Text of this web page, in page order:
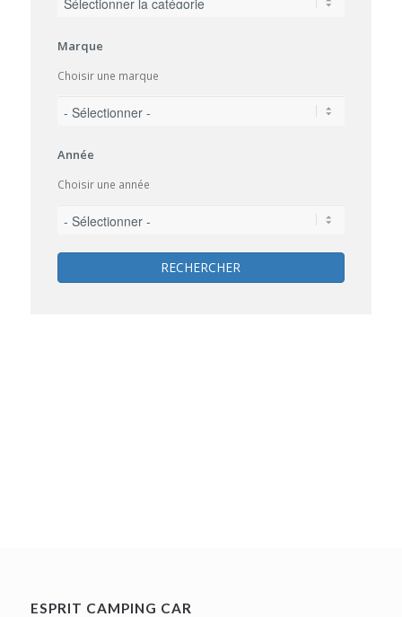
Marque
Choisir une marque
Année
Choisir une année
RECHERCHER
ESPRIT CAMPING CAR